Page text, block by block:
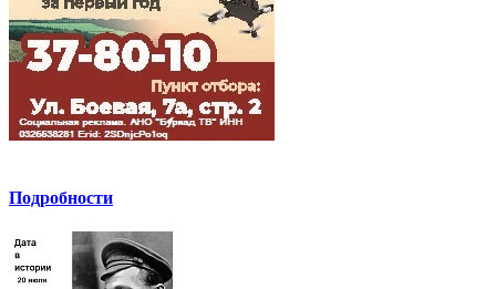
Подробности